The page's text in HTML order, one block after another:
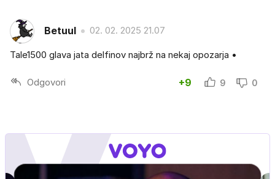
Betuul 02. 02. 2025 21.07
Tale1500 glava jata delfinov najbrž na nekaj opozarja •
Odgovori +9 9 0